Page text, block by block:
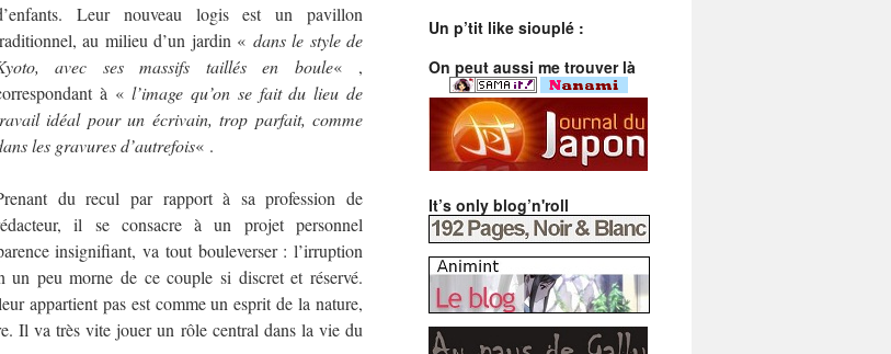
Leur nouveau logis est un pavillon
au milieu d’un jardin « dans le style de
avec ses massifs taillés en boule« ,
à «l’image qu’on se fait du lieu de
idéal pour un écrivain, trop parfait, comme
les gravures d’autrefois« .
du recul par rapport à sa profession de
il se consacre à un projet personnel
insignifiant, va tout bouleverser : l’irruption
peu morne de ce couple si discret et réservé.
appartient pas est comme un esprit de la nature,
Il va très vite jouer un rôle central dans la vie du
Un p’tit like siouplé :
On peut aussi me trouver là
It’s only blog’n'roll